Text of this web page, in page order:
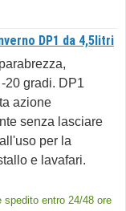
DP1 da 4,5litri
20 gradi. DP1
azione
senza lasciare
per la
e lavafari.
spedito entro 24/48 ore